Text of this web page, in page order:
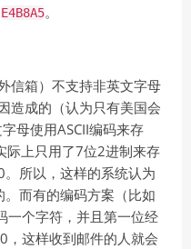
E4B8A5。
信箱）不支持非英文字母
造成的（认为只有美国会
母使用ASCII编码来存
际上只用了7位2进制来存
所以，这样的系统认为
而有的编码方案（比如
一个字符，并且第一位经
，这样收到邮件的人就会